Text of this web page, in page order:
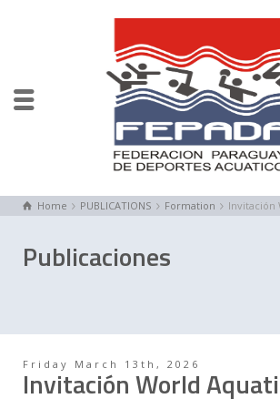
Home PUBLICATIONS Formation Invitación
Publicaciones
Friday March 13th, 2026
Invitación World